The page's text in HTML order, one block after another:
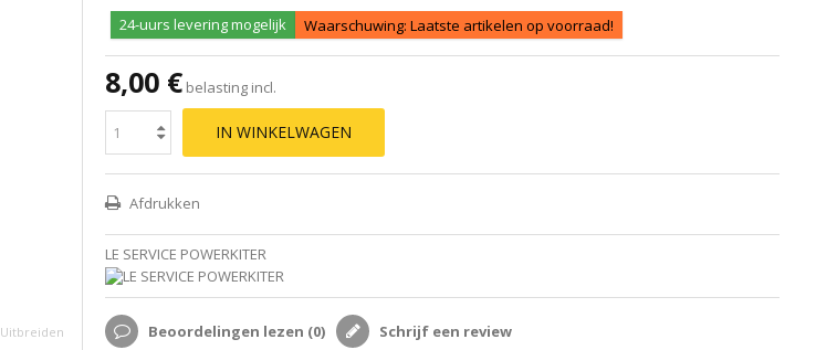
Uitbreiden
24-uurs levering mogelijk Waarschuwing: Laatste artikelen op voorraad!
8,00 € belasting incl.
IN WINKELWAGEN
Afdrukken
LE SERVICE POWERKITER
Beoordelingen lezen (0) Schrijf een review